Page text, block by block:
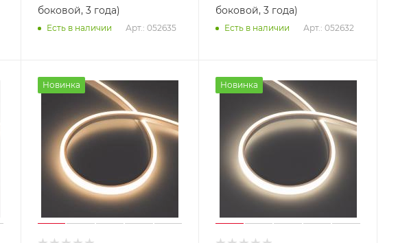
боковой, 3 года)
Есть в наличии Арт.: 052635
боковой, 3 года)
Есть в наличии Арт.: 052632
Новинка Новинка